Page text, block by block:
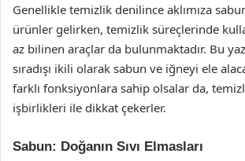
Genellikle temizlik denilince aklımıza
ürünler gelirken, temizlik süreçlerinde
az bilinen araçlar da bulunmaktadır. Bu
sıradışı ikili olarak sabun ve iğneyi ele
farklı fonksiyonlara sahip olsalar da,
işbirlikleri ile dikkat çekerler.
Sabun: Doğanın Sıvı Elmasları